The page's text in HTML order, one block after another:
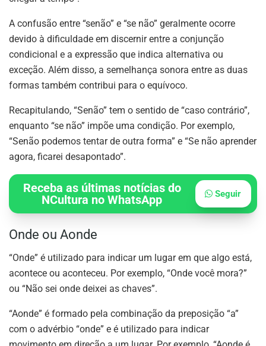
A confusão entre “senão” e “se não” geralmente ocorre
devido à dificuldade em discernir entre a conjunção
condicional e a expressão que indica alternativa ou
exceção. Além disso, a semelhança sonora entre as duas
formas também contribui para o equívoco.
Recapitulando, “Senão” tem o sentido de “caso contrário”,
enquanto “se não” impõe uma condição. Por exemplo,
“Senão podemos tentar de outra forma” e “Se não aprender
agora, ficarei desapontado”.
Receba as últimas notícias do
NCultura no WhatsApp
Seguir
Onde ou Aonde
“Onde” é utilizado para indicar um lugar em que algo está,
acontece ou aconteceu. Por exemplo, “Onde você mora?”
ou “Não sei onde deixei as chaves”.
“Aonde” é formado pela combinação da preposição “a”
com o advérbio “onde” e é utilizado para indicar